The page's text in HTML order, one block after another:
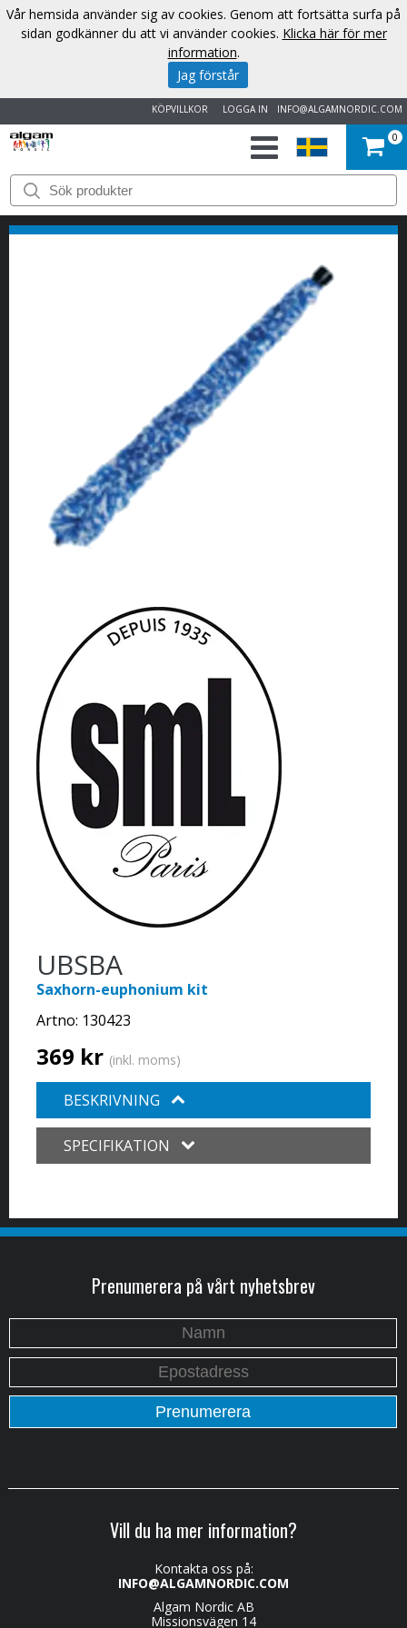
INFO@ALGAMNORDIC.COM
LOGGA IN
KÖPVILLKOR
START
VARUMÄRKEN
0
UBSBA
Saxhorn-euphonium kit
Artno: 130423
369 kr (inkl. moms)
BESKRIVNING
SPECIFIKATION
Prenumerera på vårt nyhetsbrev
Vill du ha mer information?
Kontakta oss på:
INFO@ALGAMNORDIC.COM
Algam Nordic AB
Missionsvägen 14
Vår hemsida använder sig av cookies. Genom att fortsätta surfa på
sidan godkänner du att vi använder cookies. Klicka här för mer
information.
Jag förstår